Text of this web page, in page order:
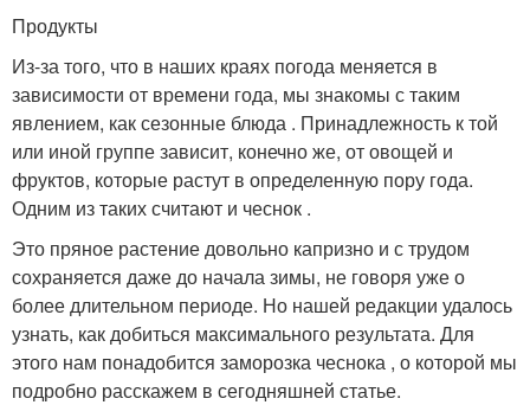
Продукты
Из-за того, что в наших краях погода меняется в
зависимости от времени года, мы знакомы с таким
явлением, как сезонные блюда . Принадлежность к той
или иной группе зависит, конечно же, от овощей и
фруктов, которые растут в определенную пору года.
Одним из таких считают и чеснок .
Это пряное растение довольно капризно и с трудом
сохраняется даже до начала зимы, не говоря уже о
более длительном периоде. Но нашей редакции удалось
узнать, как добиться максимального результата. Для
этого нам понадобится заморозка чеснока , о которой мы
подробно расскажем в сегодняшней статье.